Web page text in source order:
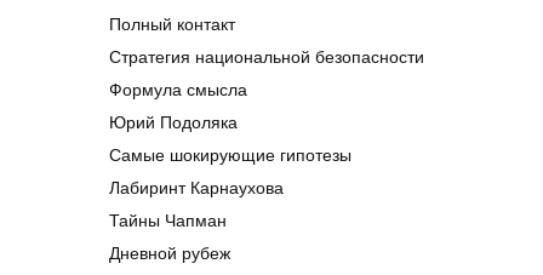
Полный контакт
Стратегия национальной безопасности
Формула смысла
Юрий Подоляка
Самые шокирующие гипотезы
Лабиринт Карнаухова
Тайны Чапман
Дневной рубеж